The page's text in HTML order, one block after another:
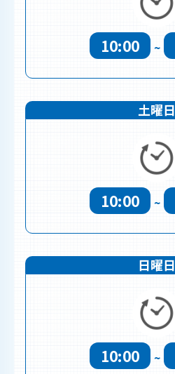
10:00 ~
土曜日
10:00 ~
日曜日
10:00 ~